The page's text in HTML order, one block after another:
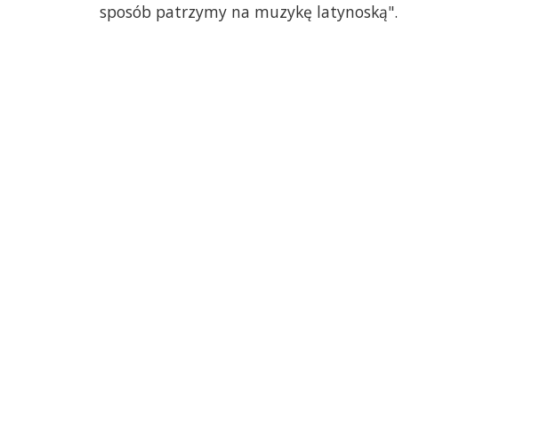
sposób patrzymy na muzykę latynoską".